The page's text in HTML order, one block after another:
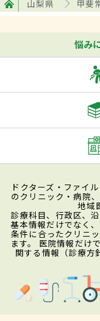
山梨県 甲斐
悩み
ドクターズ・ファイ
のクリニック・病院
地域
診療科目、行政区、
基本情報だけでなく
条件に合ったクリニ
ます。 医院情報だけ
関する情報（診療方